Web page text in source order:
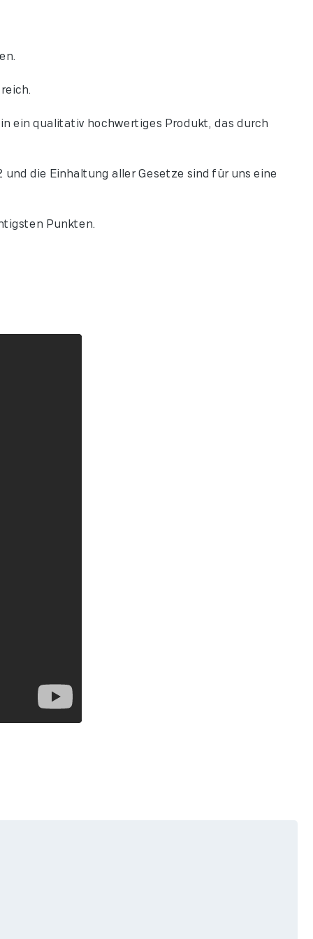
ein qualitativ hochwertiges Produkt, das durch
die Einhaltung aller Gesetze sind für uns eine
Punkten.